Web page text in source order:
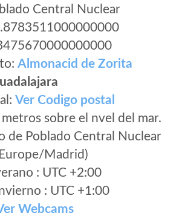
Central Nuclear
Almonacid de Zorita
Ver Codigo postal
sobre el nvel del mar.
de Poblado Central Nuclear
Madrid)
: UTC +2:00
: UTC +1:00
Webcams